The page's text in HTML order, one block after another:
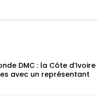
DMC : la Côte d’Ivoire
avec un représentant